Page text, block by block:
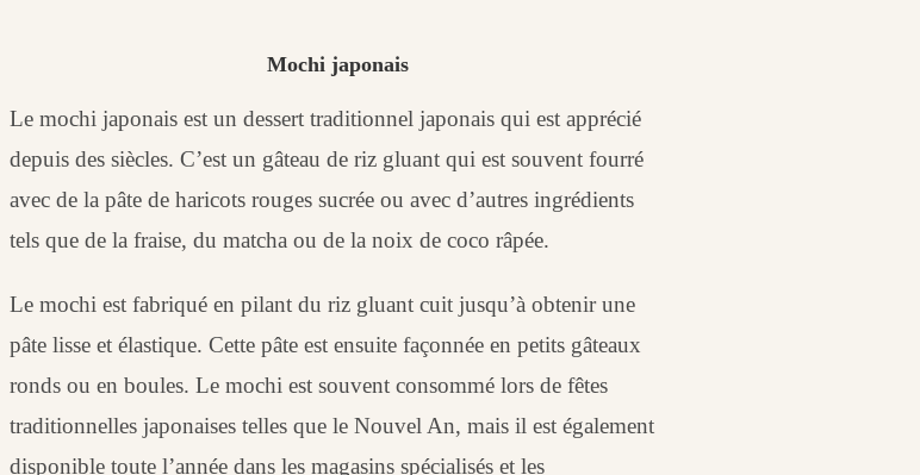
Mochi japonais
Le mochi japonais est un dessert traditionnel japonais qui est apprécié
depuis des siècles. C’est un gâteau de riz gluant qui est souvent fourré
avec de la pâte de haricots rouges sucrée ou avec d’autres ingrédients
tels que de la fraise, du matcha ou de la noix de coco râpée.
Le mochi est fabriqué en pilant du riz gluant cuit jusqu’à obtenir une
pâte lisse et élastique. Cette pâte est ensuite façonnée en petits gâteaux
ronds ou en boules. Le mochi est souvent consommé lors de fêtes
traditionnelles japonaises telles que le Nouvel An, mais il est également
disponible toute l’année dans les magasins spécialisés et les